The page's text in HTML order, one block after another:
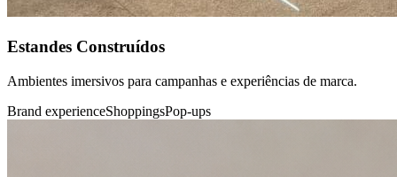
Estandes Construídos
Ambientes imersivos para campanhas e experiências de marca.
Brand experienceShoppingsPop-ups